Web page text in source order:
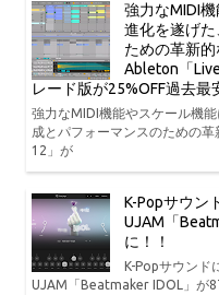
強力なMIDI
進化を遂げ
ための革新
Ableton「
レード版が25%OFF過去最
強力なMIDI機能やスケール機
成とパフォーマンスのための
12」が
K-Popサウン
UJAM「
に！！
K-Popサウンド
UJAM「Beatmaker IDOL」が